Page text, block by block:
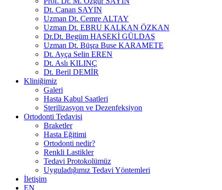
Dt. Canan SAYIN
Uzman Dt. Cemre ALTAY
Uzman Dt. EBRU KALKAN ÖZKAN
Dr.Dt. Begüm HASEKİ GÜLDAŞ
Uzman Dt. Büşra Buse KARAMETE
Dt. Ayça Selin EREN
Dt. Aslı KILINÇ
Dt. Beril DEMİR
Kliniğimiz
Galeri
Hasta Kabul Saatleri
Sterilizasyon ve Dezenfeksiyon
Ortodonti Tedavisi
Braketler
Hasta Eğitimi
Ortodonti nedir?
Renkli Lastikler
Tedavi Protokolümüz
Uyguladığımız Tedavi Yöntemleri
İletişim
EN